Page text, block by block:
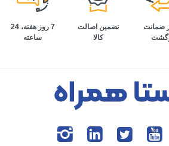
ضمانت
تضمین اصالت
کالا
7 روز هفته، 24
ساعته